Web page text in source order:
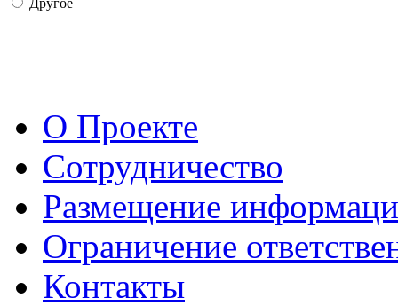
О Проекте
Сотрудничество
Размещение
Ограничение
Контакты